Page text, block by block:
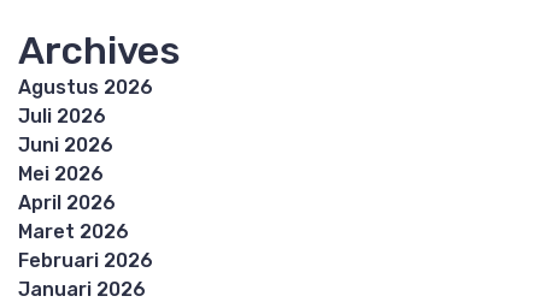
Archives
Agustus 2026
Juli 2026
Juni 2026
Mei 2026
April 2026
Maret 2026
Februari 2026
Januari 2026